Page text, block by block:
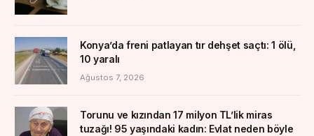
Konya’da freni patlayan tır dehşet saçtı: 1 ölü,
10 yaralı
Ağustos 7, 2026
Torunu ve kızından 17 milyon TL’lik miras
tuzağı! 95 yaşındaki kadın: Evlat neden böyle